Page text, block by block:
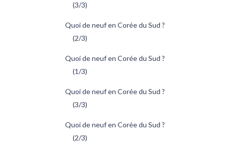
(3/3)
Quoi de neuf en Corée du Sud ?
(2/3)
Quoi de neuf en Corée du Sud ?
(1/3)
Quoi de neuf en Corée du Sud ?
(3/3)
Quoi de neuf en Corée du Sud ?
(2/3)